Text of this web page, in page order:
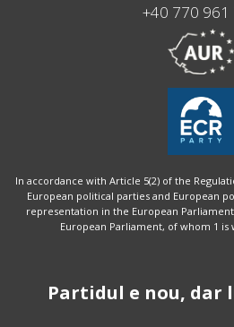
+40 770 961
In accordance with Article 5(2) of the
European political parties and European
representation in the European
European Parliament, of whom 1 is
Partidul e nou, dar